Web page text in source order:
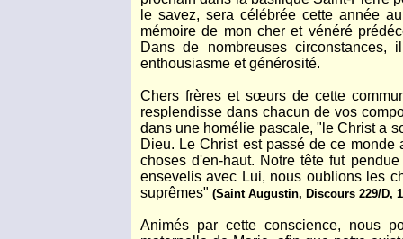
le savez, sera célébrée cette année
mémoire de mon cher et vénéré
Dans de nombreuses
enthousiasme et générosité.
Chers frères et sœurs de cette
resplendisse dans chacun de vos
dans une homélie pascale, "le Christ a
Dieu. Le Christ est passé de ce
choses d'en-haut. Notre tête fut
ensevelis avec Lui, nous oublions les
suprêmes" (Saint Augustin, Discours 229/D,
Animés par cette conscience, nous